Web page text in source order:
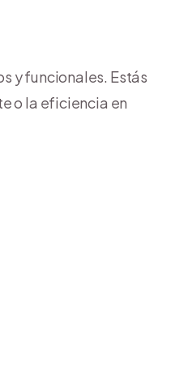
y funcionales. Estás
o la eficiencia en